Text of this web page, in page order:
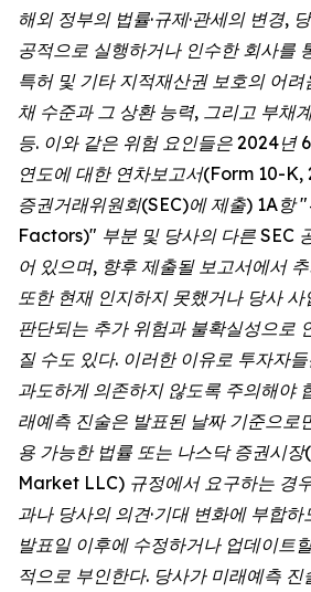
해외 정부의 법률·규제·관세의 변경,
공적으로 실행하거나 인수한 회사를
특허 및 기타 지적재산권 보호의 어
채 수준과 그 상환 능력, 그리고 부채
등. 이와 같은 위험 요인들은 2024년
연도에 대한 연차보고서(Form 10-K,
증권거래위원회(SEC)에 제출) 1A항
Factors)" 부분 및 당사의 다른 SEC
어 있으며, 향후 제출될 보고서에서
또한 현재 인지하지 못했거나 당사
판단되는 추가 위험과 불확실성으로
질 수도 있다. 이러한 이유로 투자자
과도하게 의존하지 않도록 주의해야
래예측 진술은 발표된 날짜 기준으로
용 가능한 법률 또는 나스닥 증권시
Market LLC) 규정에서 요구하는 경
과나 당사의 의견·기대 변화에 부합
발표일 이후에 수정하거나 업데이트
적으로 부인한다. 당사가 미래예측